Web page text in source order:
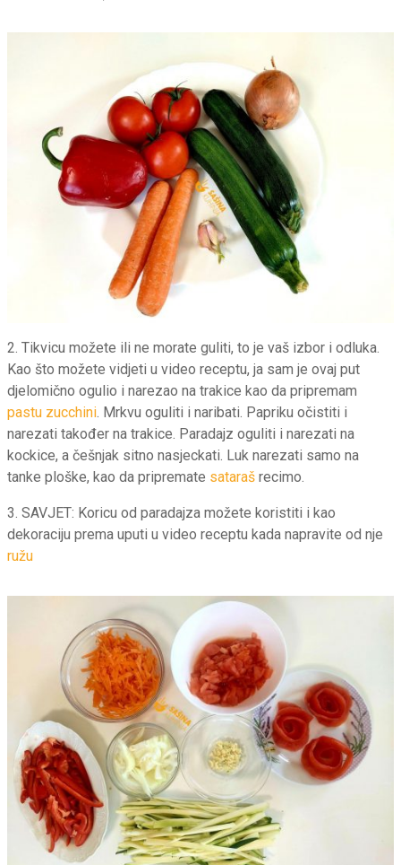
2. Tikvicu možete ili ne morate guliti, to je vaš izbor i odluka.
Kao što možete vidjeti u video receptu, ja sam je ovaj put
djelomično ogulio i narezao na trakice kao da pripremam
pastu zucchini . Mrkvu oguliti i naribati. Papriku očistiti i
narezati također na trakice. Paradajz oguliti i narezati na
kockice, a češnjak sitno nasjeckati. Luk narezati samo na
tanke ploške, kao da pripremate sataraš recimo.
3. SAVJET: Koricu od paradajza možete koristiti i kao
dekoraciju prema uputi u video receptu kada napravite od nje
ružu